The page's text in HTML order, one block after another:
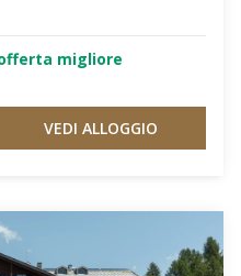
migliore
VEDI ALLOGGIO